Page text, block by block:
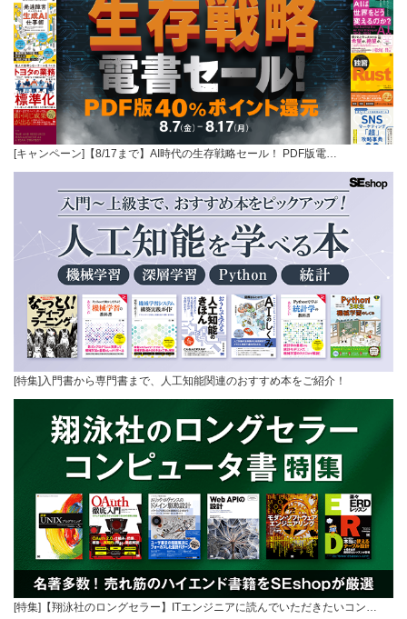
[キャンペーン]【8/17まで】AI時代の生存戦略セール！ PDF版電…
[特集]入門書から専門書まで、人工知能関連のおすすめ本をご紹介！
[特集]【翔泳社のロングセラー】ITエンジニアに読んでいただきたいコン…